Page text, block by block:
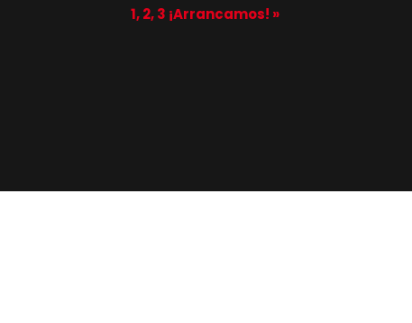
1, 2, 3 ¡Arrancamos! »